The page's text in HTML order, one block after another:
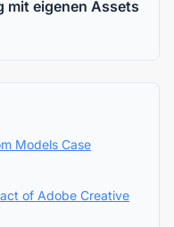
mit eigenen Assets
Models Case
of Adobe Creative